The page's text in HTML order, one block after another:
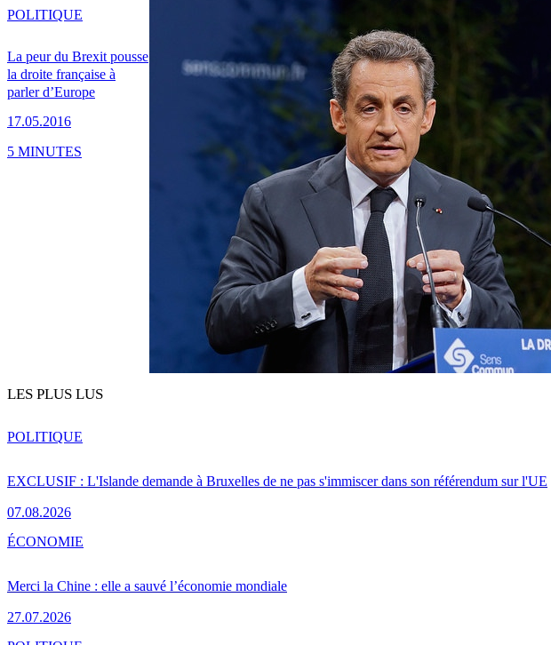
La peur du Brexit pousse
la droite française à
parler d’Europe
17.05.2016
POLITIQUE
5 MINUTES
LES PLUS LUS
EXCLUSIF : L'Islande demande à Bruxelles de ne pas s'immiscer dans son référendum sur l'UE
07.08.2026
POLITIQUE
Merci la Chine : elle a sauvé l’économie mondiale
27.07.2026
ÉCONOMIE